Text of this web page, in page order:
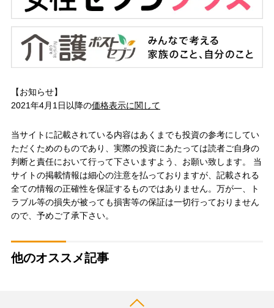
【お知らせ】
2021年4月1日以降の価格表示に関して
当サイトに記載されている内容はあくまでも投資の参考にしてい
ただくためのものであり、実際の投資にあたっては読者ご自身の
判断と責任において行って下さいますよう、お願い致します。 当
サイトの掲載情報は細心の注意を払っておりますが、記載される
全ての情報の正確性を保証するものではありません。万が一、ト
ラブル等の損失が被っても損害等の保証は一切行っておりません
ので、予めご了承下さい。
他のオススメ記事